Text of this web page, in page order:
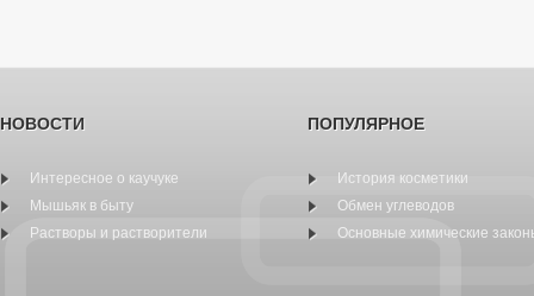
НОВОСТИ
Интересное о каучуке
Мышьяк в быту
Растворы и растворители
ПОПУЛЯРНОЕ
История косметики
Обмен углеводов
Основные химические